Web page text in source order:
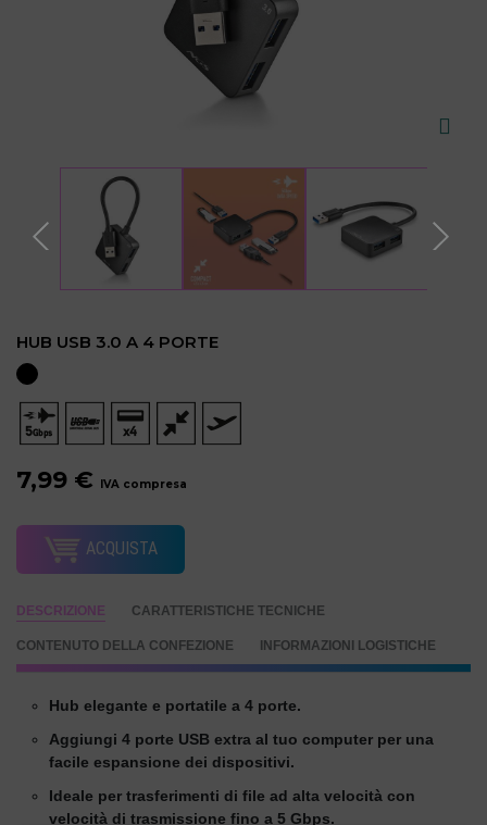
HUB USB 3.0 A 4 PORTE
7,99 € IVA compresa
ACQUISTA
DESCRIZIONE CARATTERISTICHE TECNICHE
CONTENUTO DELLA CONFEZIONE INFORMAZIONI LOGISTICHE
Hub elegante e portatile a 4 porte.
Aggiungi 4 porte USB extra al tuo computer per una
facile espansione dei dispositivi.
Ideale per trasferimenti di file ad alta velocità con
velocità di trasmissione fino a 5 Gbps.